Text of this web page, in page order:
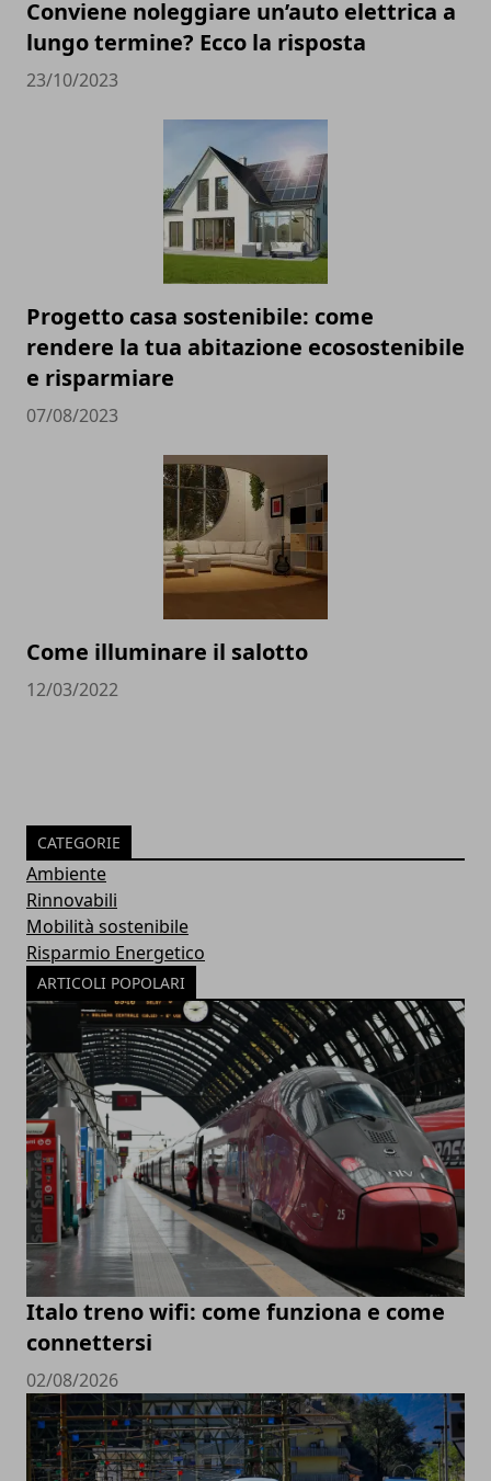
Conviene noleggiare un’auto elettrica a
lungo termine? Ecco la risposta
23/10/2023
Progetto casa sostenibile: come
rendere la tua abitazione ecosostenibile
e risparmiare
07/08/2023
Come illuminare il salotto
12/03/2022
CATEGORIE
Ambiente
Rinnovabili
Mobilità sostenibile
Risparmio Energetico
ARTICOLI POPOLARI
Italo treno wifi: come funziona e come
connettersi
02/08/2026